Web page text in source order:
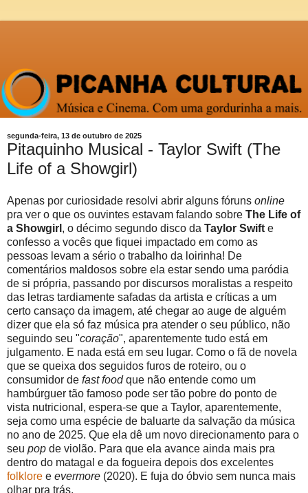
segunda-feira, 13 de outubro de 2025
Pitaquinho Musical - Taylor Swift (The
Life of a Showgirl)
Apenas por curiosidade resolvi abrir alguns fóruns online
pra ver o que os ouvintes estavam falando sobre The Life of
a Showgirl , o décimo segundo disco da Taylor Swift e
confesso a vocês que fiquei impactado em como as
pessoas levam a sério o trabalho da loirinha! De
comentários maldosos sobre ela estar sendo uma paródia
de si própria, passando por discursos moralistas a respeito
das letras tardiamente safadas da artista e críticas a um
certo cansaço da imagem, até chegar ao auge de alguém
dizer que ela só faz música pra atender o seu público, não
seguindo seu "coração", aparentemente tudo está em
julgamento. E nada está em seu lugar. Como o fã de novela
que se queixa dos seguidos furos de roteiro, ou o
consumidor de fast foodque não entende como um
hambúrguer tão famoso pode ser tão pobre do ponto de
vista nutricional, espera-se que a Taylor, aparentemente,
seja como uma espécie de baluarte da salvação da música
no ano de 2025. Que ela dê um novo direcionamento para o
seu pop de violão. Para que ela avance ainda mais pra
dentro do matagal e da fogueira depois dos excelentes
folklore e evermore (2020). E fuja do óbvio sem nunca mais
olhar pra trás.